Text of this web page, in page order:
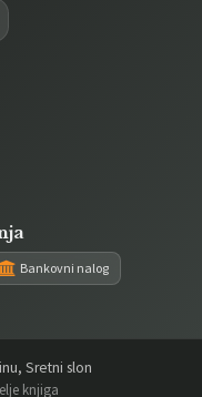
Bankovni nalog
Sretni slon
knjiga